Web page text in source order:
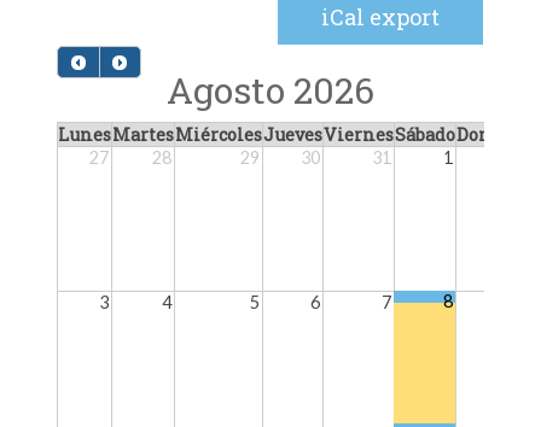
iCal export
Agosto 2026
LunesMartesMiércolesJuevesViernesSábadoDomingo
27 28 29 30 31 1
3 4 5 6 7 8